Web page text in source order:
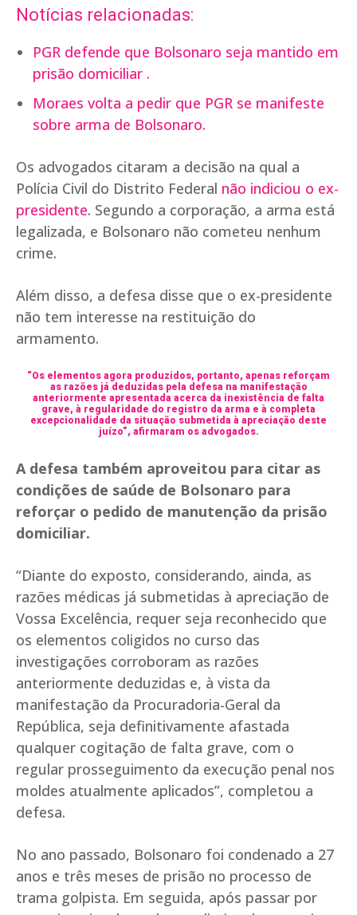
Notícias relacionadas:
PGR defende que Bolsonaro seja mantido em
prisão domiciliar .
Moraes volta a pedir que PGR se manifeste
sobre arma de Bolsonaro.
Os advogados citaram a decisão na qual a
Polícia Civil do Distrito Federal não indiciou o ex-
presidente. Segundo a corporação, a arma está
legalizada, e Bolsonaro não cometeu nenhum
crime.
Além disso, a defesa disse que o ex-presidente
não tem interesse na restituição do
armamento.
“Os elementos agora produzidos, portanto, apenas reforçam
as razões já deduzidas pela defesa na manifestação
anteriormente apresentada acerca da inexistência de falta
grave, à regularidade do registro da arma e à completa
excepcionalidade da situação submetida à apreciação deste
juízo”, afirmaram os advogados.
A defesa também aproveitou para citar as
condições de saúde de Bolsonaro para
reforçar o pedido de manutenção da prisão
domiciliar.
“Diante do exposto, considerando, ainda, as
razões médicas já submetidas à apreciação de
Vossa Excelência, requer seja reconhecido que
os elementos coligidos no curso das
investigações corroboram as razões
anteriormente deduzidas e, à vista da
manifestação da Procuradoria-Geral da
República, seja definitivamente afastada
qualquer cogitação de falta grave, com o
regular prosseguimento da execução penal nos
moldes atualmente aplicados”, completou a
defesa.
No ano passado, Bolsonaro foi condenado a 27
anos e três meses de prisão no processo de
trama golpista. Em seguida, após passar por